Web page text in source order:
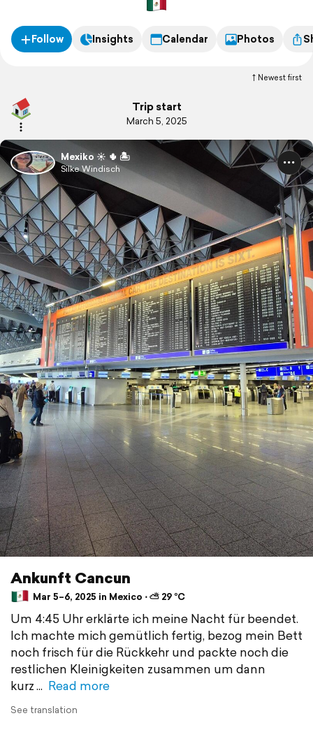
Tulum
Follow Insights Calendar Photos
Newest first
Trip start
March 5, 2025
Mexiko ☀️ 🌵 🏝️
Silke Windisch
Ankunft Cancun
Mar 5–6, 2025 in Mexico ⋅ ⛅ 29 °C
Um 4:45 Uhr erklärte ich meine Nacht für beendet.
Ich machte mich gemütlich fertig, bezog mein Bett
noch frisch für die Rückkehr und packte noch die
restlichen Kleinigkeiten zusammen um dann
kurz
Read more
See translation